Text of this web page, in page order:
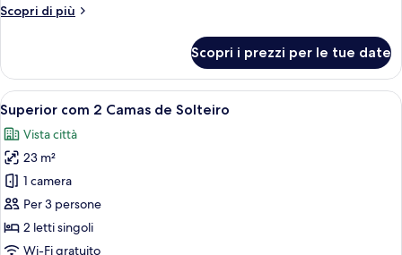
Scopri di più
Altri
com
Cama
Casal
Scopri i prezzi per le tue date
Apri
tutte
le
foto
per
Superior
com
2
Una camera d'albergo moderna con
4
Superior com 2 Camas de Solteiro
Vista città
23 m²
1 camera
Per 3 persone
2 letti singoli
Wi-Fi gratuito